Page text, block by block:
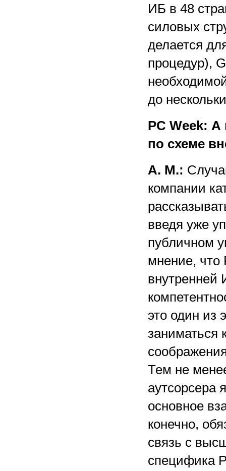
ИБ в 48
силовых
делается
процедур),
до
PC Week:
по схеме
А. М.:
компании
введя уже
публичном
мнение, что
внутренней
это один из
заниматься
Тем не
аутсорсера
основное
конечно,
связь с
специфика